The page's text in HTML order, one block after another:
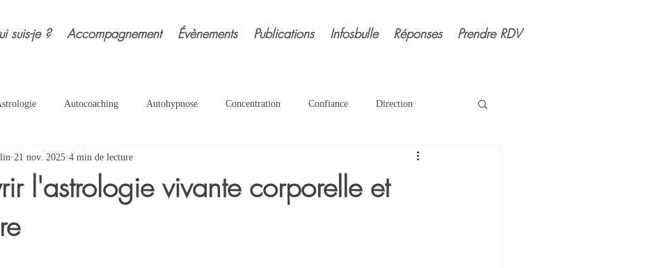
suis-je ? Accompagnement Évènements Publications Infosbulle Réponses Prendre RDV
Autocoaching Autohypnose Concentration Confiance Direction
Energie Estime soi Evolution Instant présent
l'astrologie vivante corporelle et
21 nov. 2025 4 min de lecture